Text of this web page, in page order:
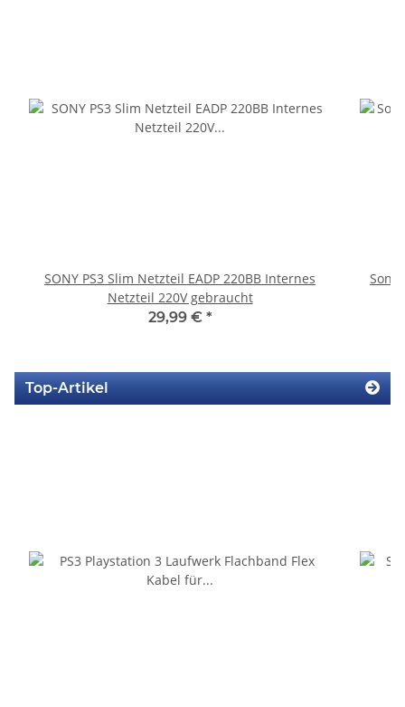
SONY PS3 Slim Netzteil EADP 220BB Internes
Netzteil 220V gebraucht
29,99 € *
Sony
Top-Artikel